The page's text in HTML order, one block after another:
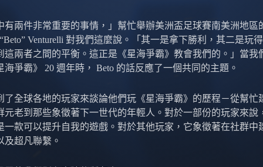
有兩件非常重要的事情，」幫忙舉辦美洲盃足球賽南美洲地區
Venturelli 對我們這麼說。「其一是拿下勝利，其二是玩
這兩者之間的平衡。這正是《星海爭霸》教會我們的。」當我
海爭霸》 20 週年時， Beto 的話反應了一個共同的主題。
了全球各地的玩家來談論他們玩《星海爭霸》的歷程－從幫忙
元老到那些象徵著下一世代的年輕人。對於一部份的玩家來說
一款可以提升自我的遊戲。對於其他玩家，它象徵著在社群中
及超凡聯繫。